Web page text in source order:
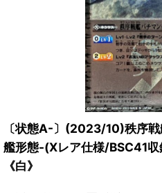
〔状態A-〕(2023/10)秩序
艦形態-(Xレア仕様/BSC41
《白》